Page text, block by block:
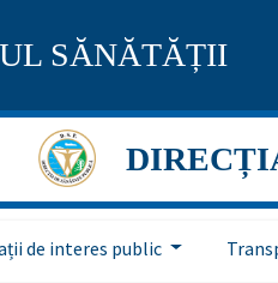
SĂNĂTĂȚII
de interes public